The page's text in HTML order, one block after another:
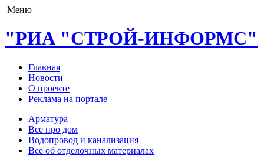
Меню
"РИА "СТРОЙ-ИНФОРМС"
Главная
Новости
О проекте
Реклама на портале
Арматура
Все про дом
Водопровод и канализация
Все об отделочных материалах